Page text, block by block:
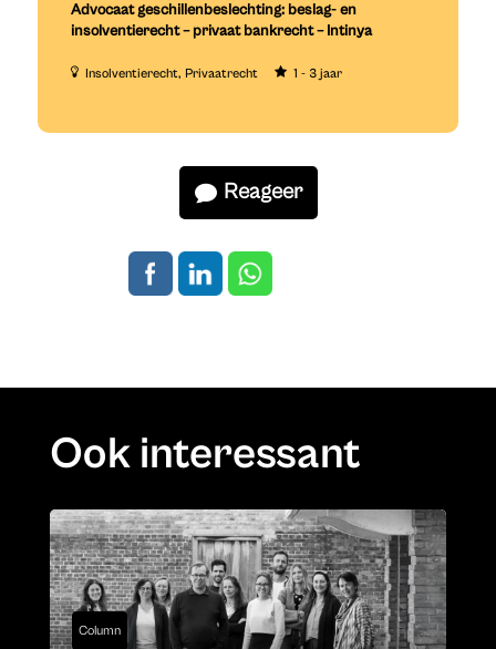
Advocaat geschillenbeslechting: beslag- en
insolventierecht – privaat bankrecht – Intinya
Insolventierecht Privaatrecht 1 - 3 jaar
Reageer
Ook interessant
Column